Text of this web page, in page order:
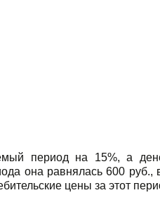
период на 15%, а
она равнялась 600 руб.,
цены за этот